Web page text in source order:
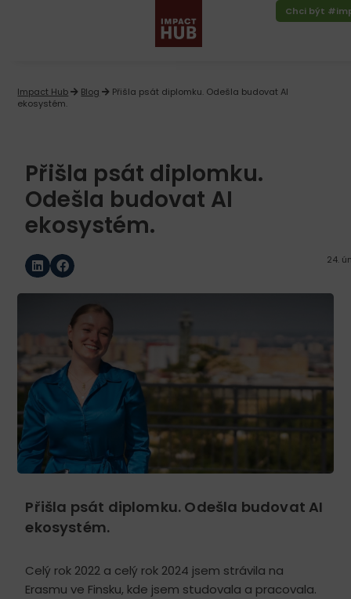
Chci být
Impact Hub Blog
Přišla psát diplomku. Odešla budovat AI
ekosystém.
Přišla psát diplomku.
Odešla budovat AI
ekosystém.
24.
Přišla psát diplomku. Odešla budovat AI
ekosystém.
Celý rok 2022 a celý rok 2024 jsem strávila na
Erasmu ve Finsku, kde jsem studovala a pracovala.